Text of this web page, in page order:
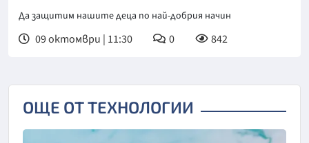
Да защитим нашите деца по най-добрия начин
09 октомври | 11:30 0 842
ОЩЕ ОТ ТЕХНОЛОГИИ